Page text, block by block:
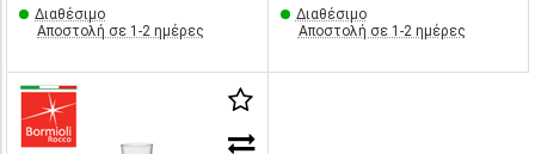
Διαθέσιμο
Αποστολή σε 1-2 ημέρες
Διαθέσιμο
Αποστολή σε 1-2 ημέρες